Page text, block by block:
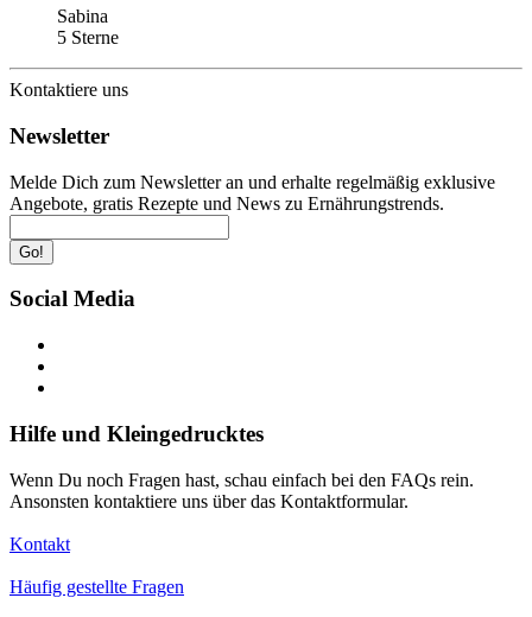
Sabina
5 Sterne
Kontaktiere uns
Newsletter
Melde Dich zum Newsletter an und erhalte regelmäßig exklusive
Angebote, gratis Rezepte und News zu Ernährungstrends.
Go!
Social Media
Hilfe und Kleingedrucktes
Wenn Du noch Fragen hast, schau einfach bei den FAQs rein.
Ansonsten kontaktiere uns über das Kontaktformular.
Kontakt
Häufig gestellte Fragen